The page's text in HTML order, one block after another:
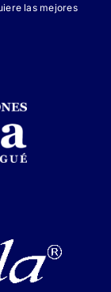
las mejores